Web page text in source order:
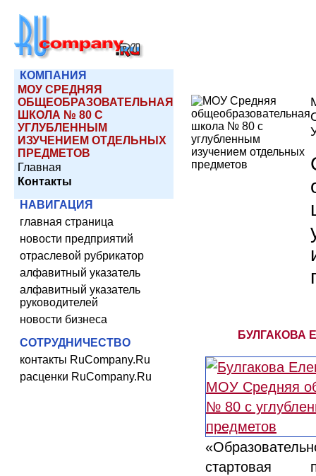
КОМПАНИЯ
МОУ СРЕДНЯЯ
ОБЩЕОБРАЗОВАТЕЛЬНАЯ
ШКОЛА № 80 С
УГЛУБЛЕННЫМ
ИЗУЧЕНИЕМ ОТДЕЛЬНЫХ
ПРЕДМЕТОВ
Главная
Контакты
НАВИГАЦИЯ
главная страница
новости предприятий
отраслевой рубрикатор
алфавитный указатель
алфавитный указатель
руководителей
новости бизнеса
СОТРУДНИЧЕСТВО
контакты RuCompany.Ru
расценки RuCompany.Ru
БУЛГАКОВА
стартовая